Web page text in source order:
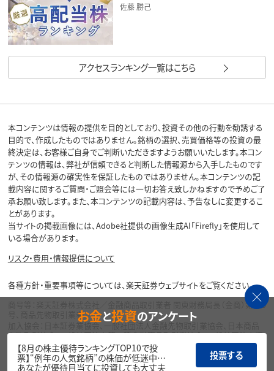
佐藤 勝己
アクセスランキング一覧はこちら
本コンテンツは情報の提供を目的としており、投資その他の行動を勧誘する
目的で、作成したものではありません。銘柄の選択、売買価格等の投資の最
終決定は、お客様ご自身でご判断いただきますようお願いいたします。本コン
テンツの情報は、弊社が信頼できると判断した情報源から入手したものです
が、その情報源の確実性を保証したものではありません。本コンテンツの記
載内容に関するご質問・ご照会等には一切お答え致しかねますので予めご了
承お願い致します。また、本コンテンツの記載内容は、予告なしに変更するこ
とがあります。
当サイトの掲載画像には、Adobe社提供の画像生成AI「Firefly」を使用して
いる場合があります。
リスク・費用・情報提供について
各種方針・重要事項等については、楽天証券ウェブサイトをご覧ください。
商号等：楽天証券株式会社／金融商品取引業者 関東財務局長（金商）第195
号、商品先物取引業者
加入協会：日本証券業協会、一般社団法人金融先物取引業協会、日本商品
先物取引協会、一般社団法人第二種金融商品取引業協会、一般社団法人資
産運用業協会
Copyright©
お金と投資のアンケート
【8月の株主優待ランキングTOP10で投
票】“例年の人気銘柄”の株価が低迷中…
あなたが優待目当てに投資しても大丈夫
投票する